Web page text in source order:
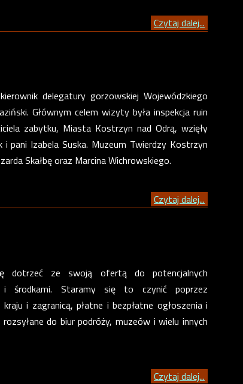
Czytaj dalej...
delegatury gorzowskiej Wojewódzkiego
Głównym celem wizyty była inspekcja ruin
zabytku, Miasta Kostrzyn nad Odrą, wzięły
pani Izabela Suska. Muzeum Twierdzy Kostrzyn
Skałbę oraz Marcina Wichrowskiego.
Czytaj dalej...
dotrzeć ze swoją ofertą do potencjalnych
i środkami. Staramy się to czynić poprzez
i zagranicą, płatne i bezpłatne ogłoszenia i
do biur podróży, muzeów i wielu innych
Czytaj dalej...